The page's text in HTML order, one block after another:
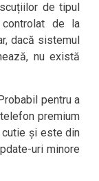
de tipul
de la
dacă sistemul
nu există
pentru a
premium
cutie și este din
uri minore